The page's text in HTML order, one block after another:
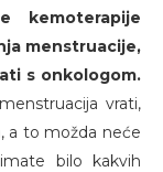
kemoterapije
menstruacije,
s onkologom.
vrati,
a to možda neće
bilo kakvih